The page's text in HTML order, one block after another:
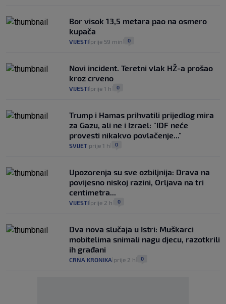
Bor visok 13,5 metara pao na osmero
kupača
VIJESTI prije 59 min 0
Novi incident. Teretni vlak HŽ-a prošao
kroz crveno
VIJESTI prije 1 h 0
Trump i Hamas prihvatili prijedlog mira
za Gazu, ali ne i Izrael: "IDF neće
provesti nikakvo povlačenje..."
SVIJET prije 1 h 0
Upozorenja su sve ozbiljnija: Drava na
povijesno niskoj razini, Orljava na tri
centimetra...
VIJESTI prije 2 h 0
Dva nova slučaja u Istri: Muškarci
mobitelima snimali nagu djecu, razotkrili
ih građani
CRNA KRONIKA prije 2 h 0